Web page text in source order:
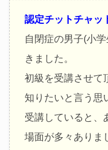
認定チットチャッ
自閉症の男子(小
きました。
初級を受講させて
知りたいと言う思
受講していると、
場面が多々ありま